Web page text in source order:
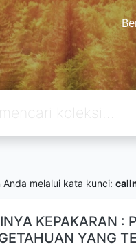
melalui kata kunci:
KEPAKARAN :
YANG